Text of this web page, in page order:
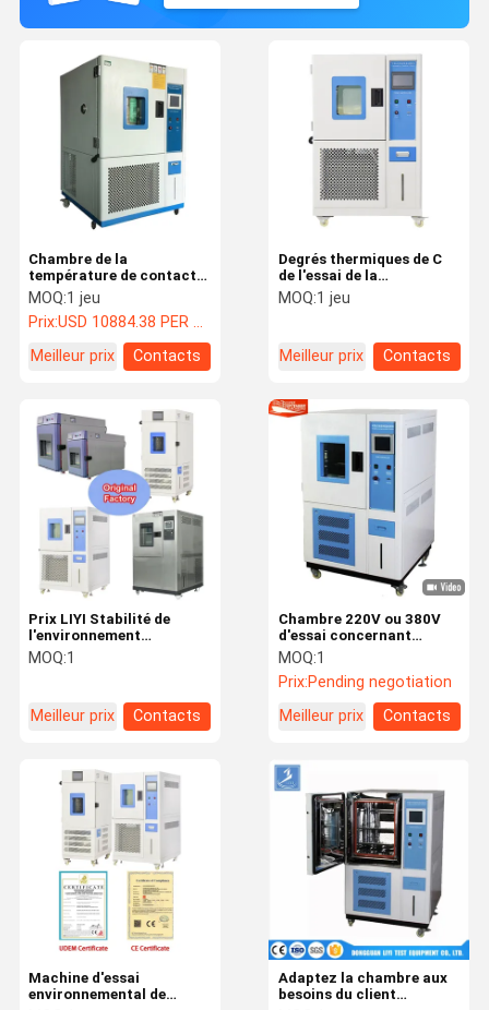
À La Maison Produits Vidéos
À Propos De
Nous
Degrés thermiques de C
de l'essai de la
température d'humidité
de climat
chambre -80 à +190
MOQ:1 jeu
Meilleur prix Contacts
Chambre de la
température de contact
de micro-ordinateur de
haute précision et d'essai
d'humidité
MOQ:1 jeu
Prix:USD 10884.38 PER SET
Meilleur prix
Contacts
Chambre 220V ou 380V
d'essai concernant
l'environnement de la
température d'humidité
de stabilité de Liyi
MOQ:1
Prix:Pending negotiation
Meilleur prix
Contacts
Prix LIYI Stabilité de
l'environnement
Température Contrôle du
climat Humidité
Chambre d'essai
environnementale Prix
MOQ:1
Meilleur prix Contacts
Adaptez la chambre aux
besoins du client
Machine d'essai
environnemental de